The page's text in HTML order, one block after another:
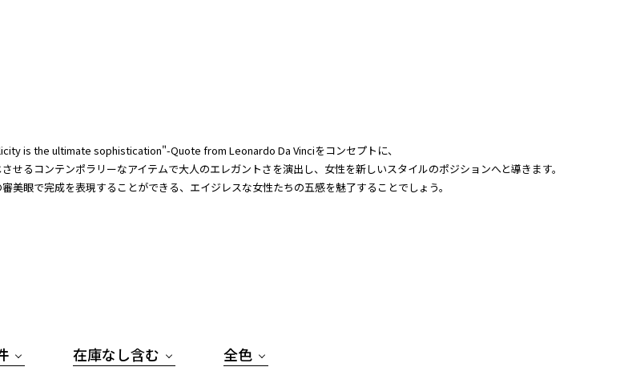
is the ultimate sophistication"-Quote from Leonardo Da Vinciをコンセプトに、
せるコンテンポラリーなアイテムで大人のエレガントさを演出し、女性を新しいスタイルのポジションへと導きます。
美眼で完成を表現することができる、エイジレスな女性たちの五感を魅了することでしょう。
在庫なし含む 全色